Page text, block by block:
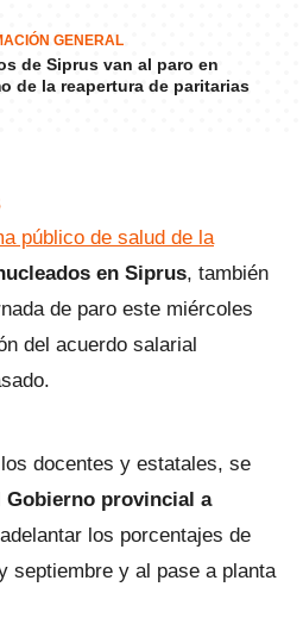
GENERAL
de Siprus van al paro en
de la reapertura de paritarias
público de salud de la
en Siprus, también
de paro este miércoles
del acuerdo salarial
docentes y estatales, se
Gobierno provincial a
los porcentajes de
septiembre y al pase a planta